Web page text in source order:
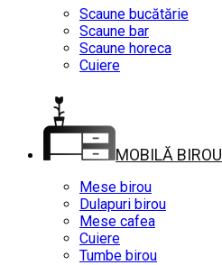
Scaune bucătărie
Scaune bar
Scaune horeca
Cuiere
MOBILĂ BIROU
Mese birou
Dulapuri birou
Mese cafea
Cuiere
Tumbe birou